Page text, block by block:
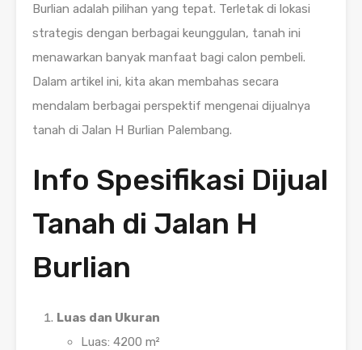
Burlian adalah pilihan yang tepat. Terletak di lokasi
strategis dengan berbagai keunggulan, tanah ini
menawarkan banyak manfaat bagi calon pembeli.
Dalam artikel ini, kita akan membahas secara
mendalam berbagai perspektif mengenai dijualnya
tanah di Jalan H Burlian Palembang.
Info Spesifikasi Dijual
Tanah di Jalan H
Burlian
Luas dan Ukuran
Luas: 4200 m²